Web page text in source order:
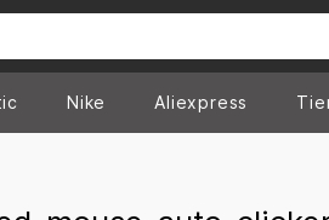
Nike Aliexpress